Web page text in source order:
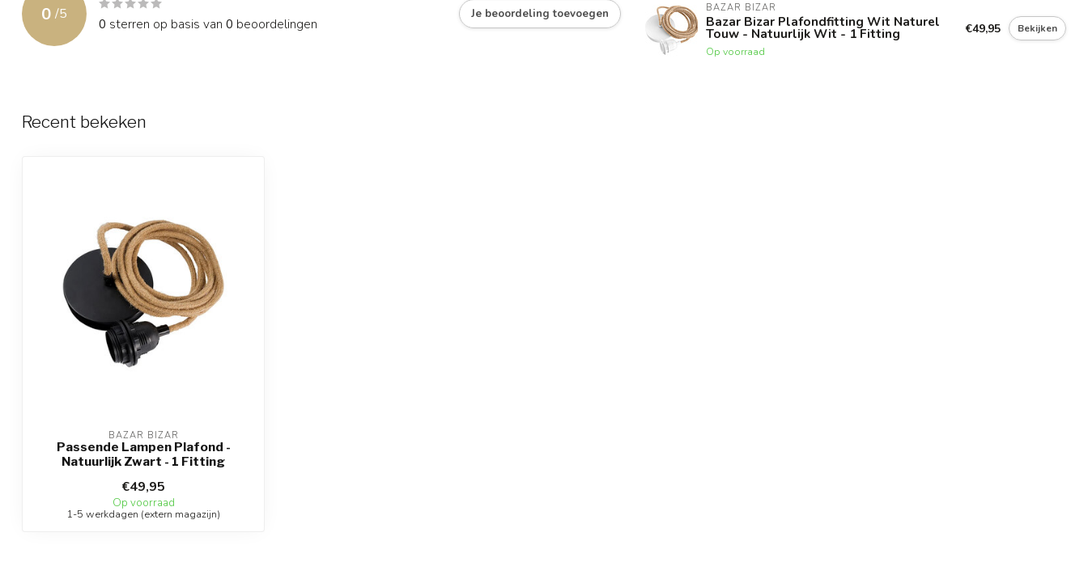
0 /5
0 sterren op basis van 0 beoordelingen
Je beoordeling toevoegen BAZAR BIZAR
Bazar Bizar Plafondfitting Wit Naturel
Touw - Natuurlijk Wit - 1 Fitting
Op voorraad
€49,95 Bekijken
Recent bekeken
BAZAR BIZAR
Passende Lampen Plafond -
Natuurlijk Zwart - 1 Fitting
€49,95
Op voorraad
1-5 werkdagen (extern magazijn)